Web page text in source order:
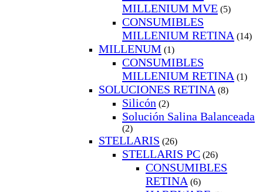
MILLENIUM MVE (5)
CONSUMIBLES
MILLENIUM RETINA (14)
MILLENUM (1)
CONSUMIBLES
MILLENIUM RETINA (1)
SOLUCIONES RETINA (8)
Silicón (2)
Solución Salina Balanceada
(2)
STELLARIS (26)
STELLARIS PC (26)
CONSUMIBLES
RETINA (6)